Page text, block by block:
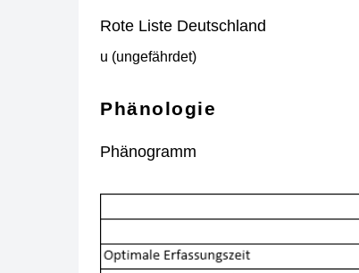
Rote Liste Deutschland
u (ungefährdet)
Phänologie
Phänogramm